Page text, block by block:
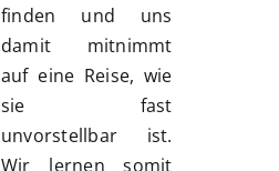
finden und uns
damit mitnimmt
auf eine Reise, wie
sie fast
unvorstellbar ist.
Wir lernen somit